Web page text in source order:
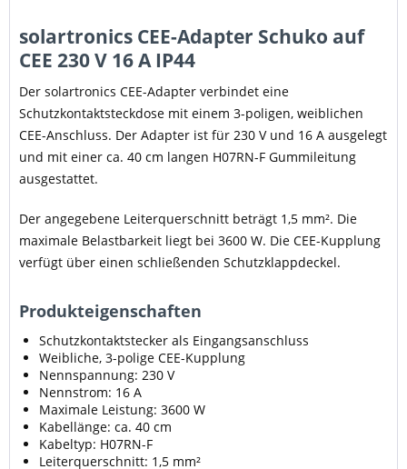
solartronics CEE-Adapter Schuko auf
CEE 230 V 16 A IP44
Der solartronics CEE-Adapter verbindet eine
Schutzkontaktsteckdose mit einem 3-poligen, weiblichen
CEE-Anschluss. Der Adapter ist für 230 V und 16 A ausgelegt
und mit einer ca. 40 cm langen H07RN-F Gummileitung
ausgestattet.
Der angegebene Leiterquerschnitt beträgt 1,5 mm². Die
maximale Belastbarkeit liegt bei 3600 W. Die CEE-Kupplung
verfügt über einen schließenden Schutzklappdeckel.
Produkteigenschaften
Schutzkontaktstecker als Eingangsanschluss
Weibliche, 3-polige CEE-Kupplung
Nennspannung: 230 V
Nennstrom: 16 A
Maximale Leistung: 3600 W
Kabellänge: ca. 40 cm
Kabeltyp: H07RN-F
Leiterquerschnitt: 1,5 mm²